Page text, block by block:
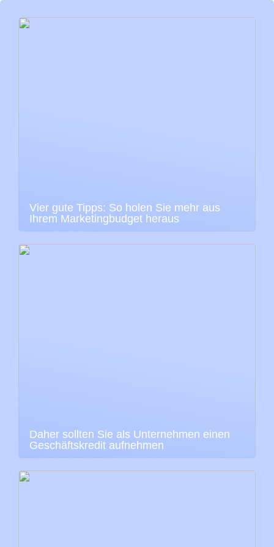
Vier gute Tipps: So holen Sie mehr aus
Ihrem Marketingbudget heraus
Daher sollten Sie als Unternehmen einen
Geschäftskredit aufnehmen